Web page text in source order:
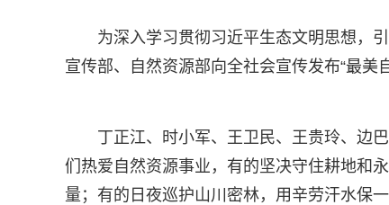
为深入学习贯彻习近平生态文明思想，
宣传部、自然资源部向全社会宣传发布“最美
丁正江、时小军、王卫民、王贵玲、边
们热爱自然资源事业，有的坚决守住耕地和
量；有的日夜巡护山川密林，用辛劳汗水保